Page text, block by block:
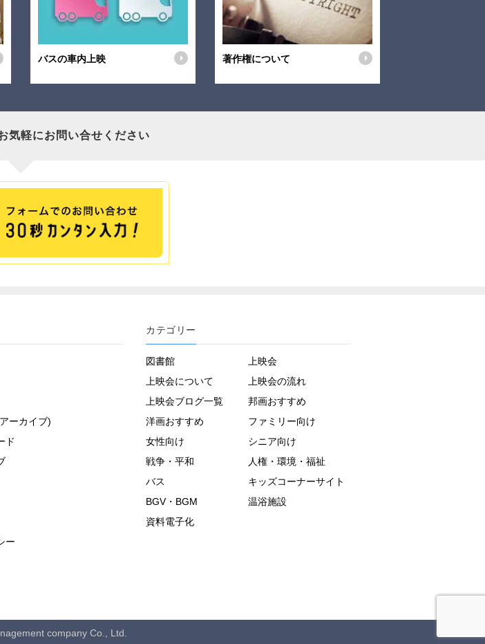
バスの車内上映 著作権について
気軽にお問い合せください
ーカイブ)
ド
ー
カテゴリー
図書館
上映会
上映会について
上映会の流れ
上映会ブログ一覧
邦画おすすめ
洋画おすすめ
ファミリー向け
女性向け
シニア向け
戦争・平和
人権・環境・福祉
バス
キッズコーナーサイト
BGV・BGM
温浴施設
資料電子化
company Co., Ltd.